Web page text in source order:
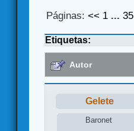
Páginas:<< 1 ...35
Etiquetas:
Autor
Gelete
Baronet